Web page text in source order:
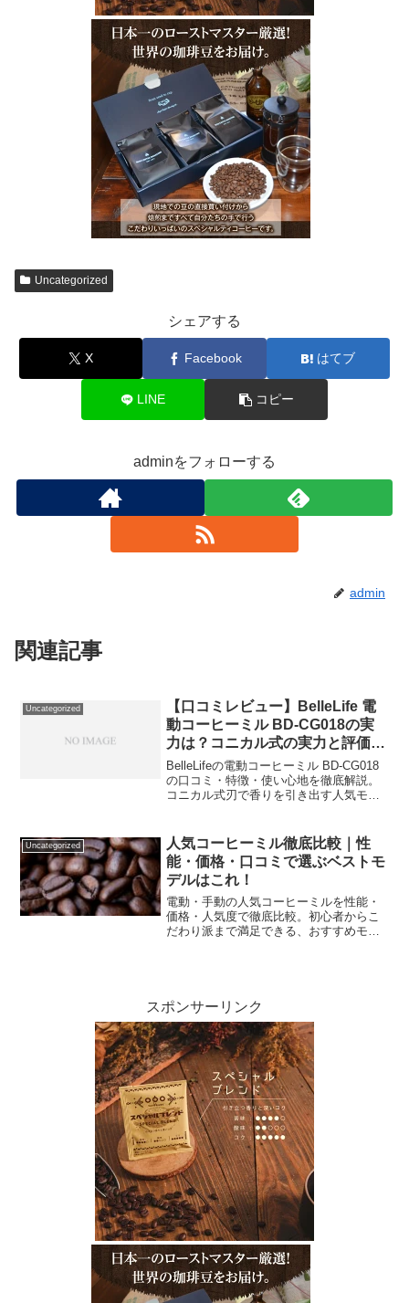
Uncategorized
シェアする
X Facebook はてブ
LINE コピー
adminをフォローする
admin
関連記事
Uncategorized
【口コミレビュー】BelleLife 電
動コーヒーミル BD-CG018の実
力は？コニカル式の実力と評価を
徹底解説！
BelleLifeの電動コーヒーミル BD-CG018
の口コミ・特徴・使い心地を徹底解説。
コニカル式刃で香りを引き出す人気モデ
Uncategorized
人気コーヒーミル徹底比較｜性
能・価格・口コミで選ぶベストモ
デルはこれ！
電動・手動の人気コーヒーミルを性能・
価格・人気度で徹底比較。初心者からこ
だわり派まで満足できる、おすすめモデ
スポンサーリンク